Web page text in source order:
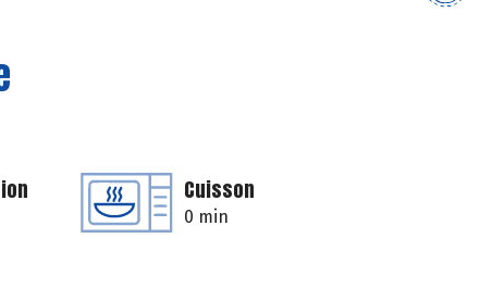
Cuisson
0 min